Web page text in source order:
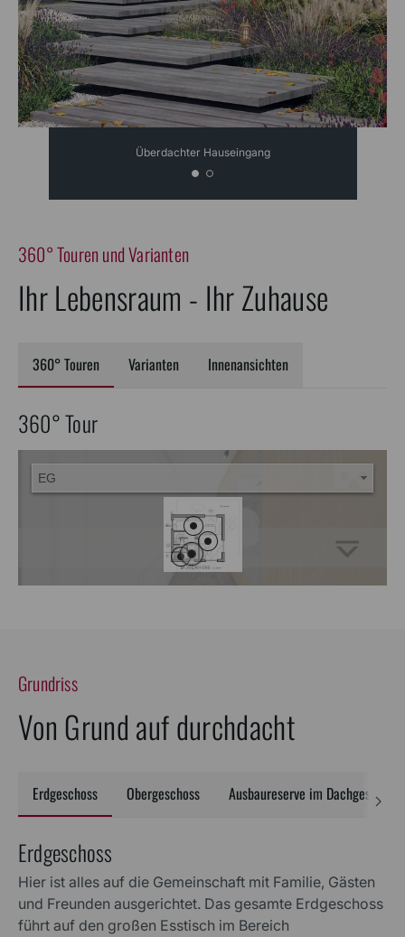
Überdachter Hauseingang
360° Touren und Varianten
Ihr Lebensraum - Ihr Zuhause
360° Touren Varianten Innenansichten
360° Tour
Grundriss
Von Grund auf durchdacht
Erdgeschoss Obergeschoss Ausbaureserve im Dachgeschoss
Erdgeschoss
Hier ist alles auf die Gemeinschaft mit Familie, Gästen
und Freunden ausgerichtet. Das gesamte Erdgeschoss
führt auf den großen Esstisch im Bereich